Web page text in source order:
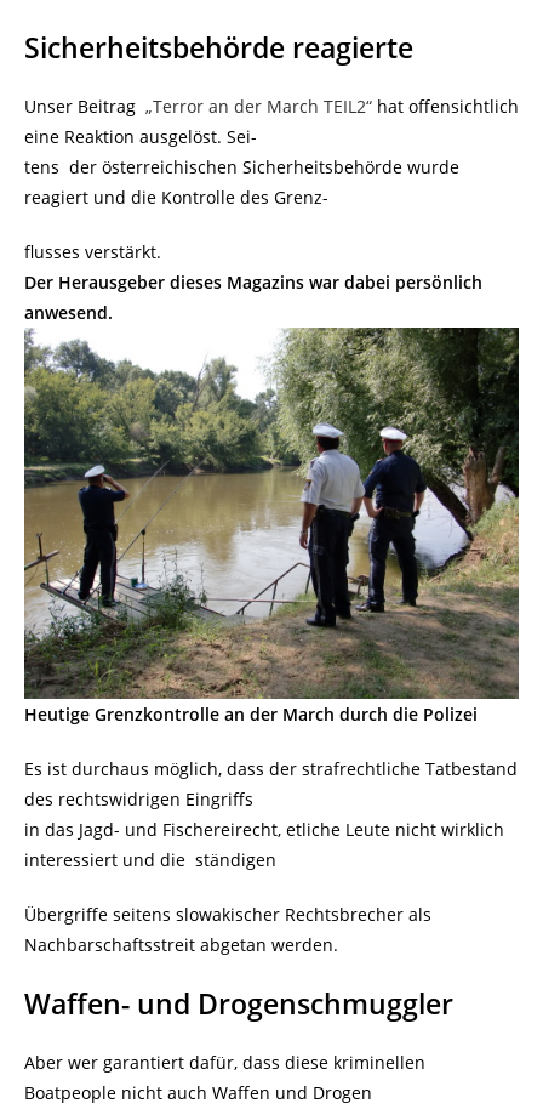
Sicherheitsbehörde reagierte
Unser Beitrag „Terror an der March TEIL2“ hat offensichtlich
eine Reaktion ausgelöst. Sei-
tens der österreichischen Sicherheitsbehörde wurde
reagiert und die Kontrolle des Grenz-
flusses verstärkt.
Der Herausgeber dieses Magazins war dabei persönlich
anwesend.
Heutige Grenzkontrolle an der March durch die Polizei
Es ist durchaus möglich, dass der strafrechtliche Tatbestand
des rechtswidrigen Eingriffs
in das Jagd- und Fischereirecht, etliche Leute nicht wirklich
interessiert und die ständigen
Übergriffe seitens slowakischer Rechtsbrecher als
Nachbarschaftsstreit abgetan werden.
Waffen- und Drogenschmuggler
Aber wer garantiert dafür, dass diese kriminellen
Boatpeople nicht auch Waffen und Drogen